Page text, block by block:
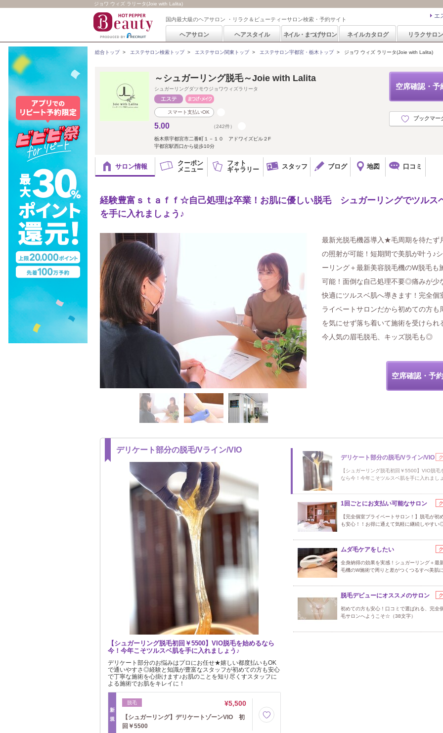
ジョワ ウィズ ラリータ(Joie with Lalita)
国内最大級のヘアサロン ・リラク＆ビューティーサロン検索・予約サイト エ
ヘアサロン ヘアスタイル ネイル・まつげサロン ネイルカタログ リラクサロン
総合トップ> エステサロン検索トップ> エステサロン関東トップ> エステサロン宇都宮・栃木トップ> ジョワ ウィズ ラリータ(Joie with Lalita)
空席確認・予
ブックマー
～シュガーリング脱毛～Joie with Lalita
シュガーリングダツモウジョワウィズラリータ
スマート支払いOK
5.00 （242件）
栃木県宇都宮市二番町１－１０ アドワイズビル２F
宇都宮駅西口から徒歩10分
サロン情報
クーポン
メニュー
フォト
ギャラリー
スタッフ ブログ 地図 口コミ
経験豊富ｓｔａｆｆ☆自己処理は卒業！お肌に優しい脱毛 シュガーリングでツルス
を手に入れましょう♪
最新光脱毛機器導入★毛周期を待たず
の照射が可能！短期間で美肌が叶う♪
ーリング＋最新美容脱毛機のW脱毛も
可能！面倒な自己処理不要◎痛みが少
快適にツルスベ肌へ導きます！完全個
ライベートサロンだから初めての方も
を気にせず落ち着いて施術を受けられ
今人気の眉毛脱毛、キッズ脱毛も◎
空席確認・予
デリケート部分の脱毛/Vライン/VIO
【シュガーリング脱毛初回￥5500】VIO脱毛を始めるなら
今！今年こそツルスベ肌を手に入れましょう♪
デリケート部分のお悩みはプロにお任せ★嬉しい都度払いもOK
で通いやすさ◎経験と知識が豊富なスタッフが初めての方も安心
で丁寧な施術を心掛けます♪お肌のことを知り尽くすスタッフに
よる施術でお肌をキレイに！
新
規
脱毛 ¥5,500
【シュガーリング】デリケートゾーンVIO 初
回￥5500
デリケート部分の脱毛/Vライン/VIO
【シュガーリング脱毛初回￥5500】VIO脱毛
なら今！今年こそツルスベ肌を手に入れまし
1回ごとにお支払い可能なサロン
【完全個室プライベートサロン！】脱毛が初
も安心！！お得に通えて気軽に継続しやすい
ムダ毛ケアをしたい
全身納得の効果を実感！シュガーリング＋最
毛機のW施術で周りと差がつくつるすべ美肌
脱毛デビューにオススメのサロン
初めての方も安心！口コミで選ばれる、完全
毛サロンへようこそ☆（38文字）